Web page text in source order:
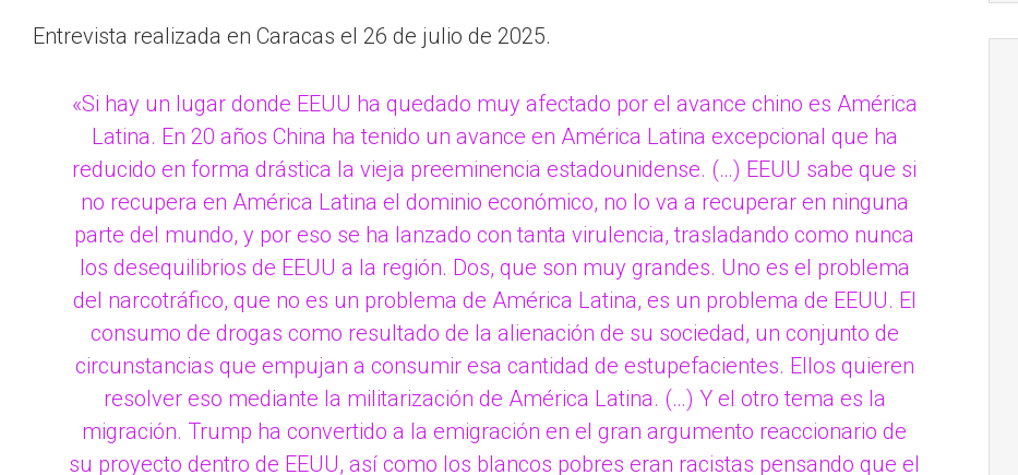
Entrevista realizada en Caracas el 26 de julio de 2025.
«Si hay un lugar donde EEUU ha quedado muy afectado por el avance chino es América
Latina. En 20 años China ha tenido un avance en América Latina excepcional que ha
reducido en forma drástica la vieja preeminencia estadounidense. (…) EEUU sabe que si
no recupera en América Latina el dominio económico, no lo va a recuperar en ninguna
parte del mundo, y por eso se ha lanzado con tanta virulencia, trasladando como nunca
los desequilibrios de EEUU a la región. Dos, que son muy grandes. Uno es el problema
del narcotráfico, que no es un problema de América Latina, es un problema de EEUU. El
consumo de drogas como resultado de la alienación de su sociedad, un conjunto de
circunstancias que empujan a consumir esa cantidad de estupefacientes. Ellos quieren
resolver eso mediante la militarización de América Latina. (…) Y el otro tema es la
migración. Trump ha convertido a la emigración en el gran argumento reaccionario de
su proyecto dentro de EEUU, así como los blancos pobres eran racistas pensando que el